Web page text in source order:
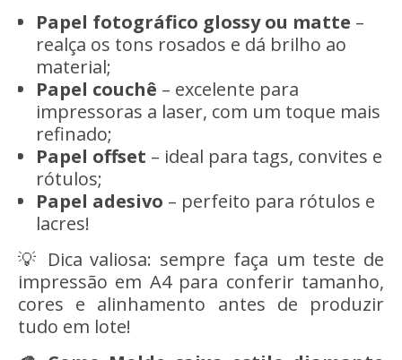
Papel fotográfico glossy ou matte –
realça os tons rosados e dá brilho ao
material;
Papel couchê – excelente para
impressoras a laser, com um toque mais
refinado;
Papel offset – ideal para tags, convites e
rótulos;
Papel adesivo – perfeito para rótulos e
lacres!
💡 Dica valiosa: sempre faça um teste de
impressão em A4 para conferir tamanho,
cores e alinhamento antes de produzir
tudo em lote!